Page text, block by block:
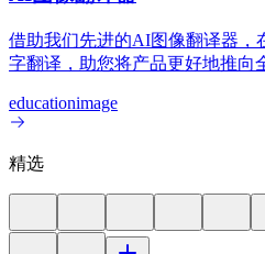
借助我们先进的AI图像翻译器，
字翻译，助您将产品更好地推向
educationimage
精选